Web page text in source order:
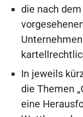
die nach
In jeweils
die Themen
eine